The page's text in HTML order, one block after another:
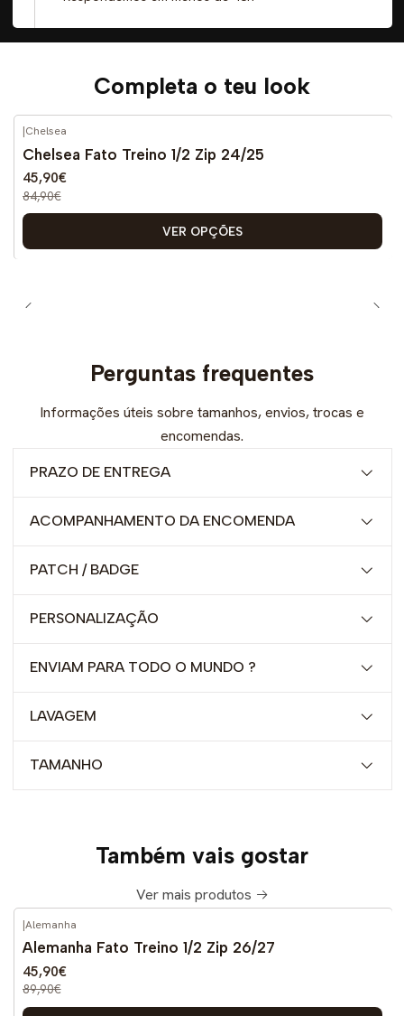
Completa o teu look
-46% DESCONTO
|Chelsea
Chelsea Fato Treino 1/2 Zip 24/25
45,90€
84,90€
VER OPÇÕES
Perguntas frequentes
Informações úteis sobre tamanhos, envios, trocas e
encomendas.
PRAZO DE ENTREGA
ACOMPANHAMENTO DA ENCOMENDA
PATCH / BADGE
PERSONALIZAÇÃO
ENVIAM PARA TODO O MUNDO ?
LAVAGEM
TAMANHO
Também vais gostar
Ver mais produtos
DESCONTO
|Alemanha
Alemanha Fato Treino 1/2 Zip 26/27
45,90€
89,90€